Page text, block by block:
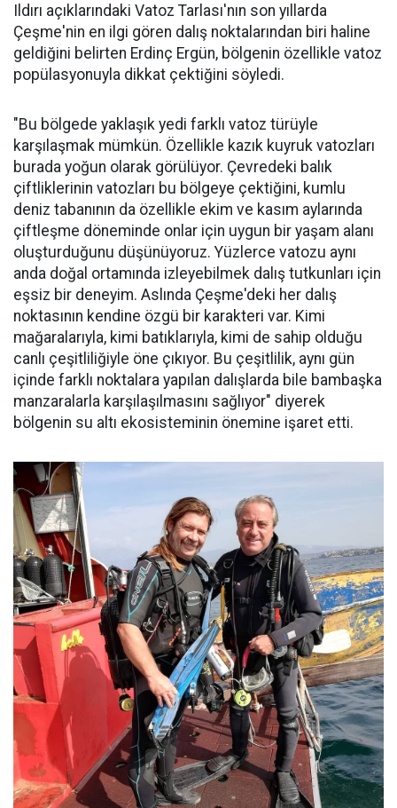
Ildırı açıklarındaki Vatoz Tarlası'nın son yıllarda
Çeşme'nin en ilgi gören dalış noktalarından biri haline
geldiğini belirten Erdinç Ergün, bölgenin özellikle vatoz
popülasyonuyla dikkat çektiğini söyledi.
"Bu bölgede yaklaşık yedi farklı vatoz türüyle
karşılaşmak mümkün. Özellikle kazık kuyruk vatozları
burada yoğun olarak görülüyor. Çevredeki balık
çiftliklerinin vatozları bu bölgeye çektiğini, kumlu
deniz tabanının da özellikle ekim ve kasım aylarında
çiftleşme döneminde onlar için uygun bir yaşam alanı
oluşturduğunu düşünüyoruz. Yüzlerce vatozu aynı
anda doğal ortamında izleyebilmek dalış tutkunları için
eşsiz bir deneyim. Aslında Çeşme'deki her dalış
noktasının kendine özgü bir karakteri var. Kimi
mağaralarıyla, kimi batıklarıyla, kimi de sahip olduğu
canlı çeşitliliğiyle öne çıkıyor. Bu çeşitlilik, aynı gün
içinde farklı noktalara yapılan dalışlarda bile bambaşka
manzaralarla karşılaşılmasını sağlıyor" diyerek
bölgenin su altı ekosisteminin önemine işaret etti.